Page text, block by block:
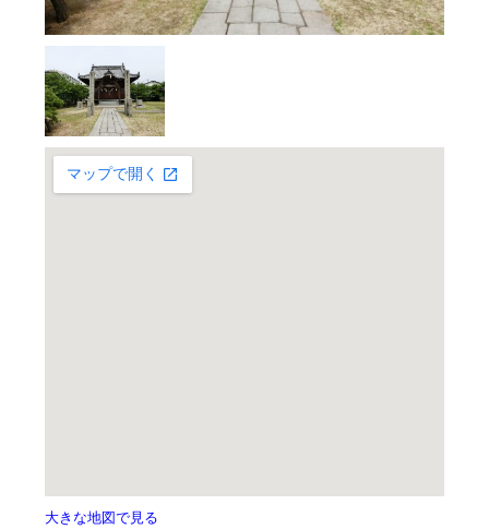
大きな地図で見る